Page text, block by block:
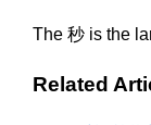
The 秒 is the
Related